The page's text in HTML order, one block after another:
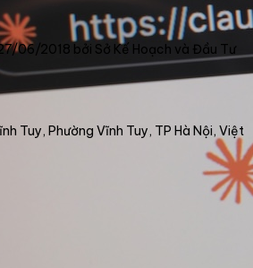
06/2018 bởi Sở Kế Hoạch và Đầu Tư
Tuy, Phường Vĩnh Tuy, TP Hà Nội, Việt